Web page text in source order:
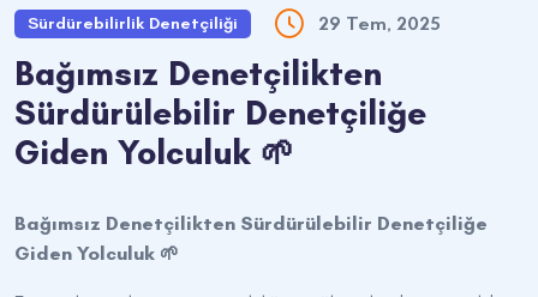
Sürdürebilirlik Denetçiliği 29 Tem, 2025
Bağımsız Denetçilikten
Sürdürülebilir Denetçiliğe
Giden Yolculuk 🌱
Bağımsız Denetçilikten Sürdürülebilir Denetçiliğe
Giden Yolculuk 🌱